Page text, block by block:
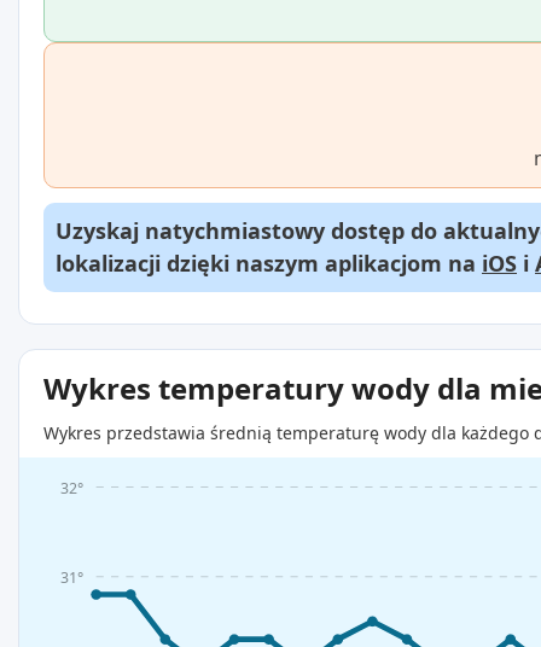
Uzyskaj natychmiastowy dostęp do
lokalizacji dzięki naszym aplikacjom na iOS i
Wykres temperatury wody dla
Wykres przedstawia średnią temperaturę wody dla
31°
32°